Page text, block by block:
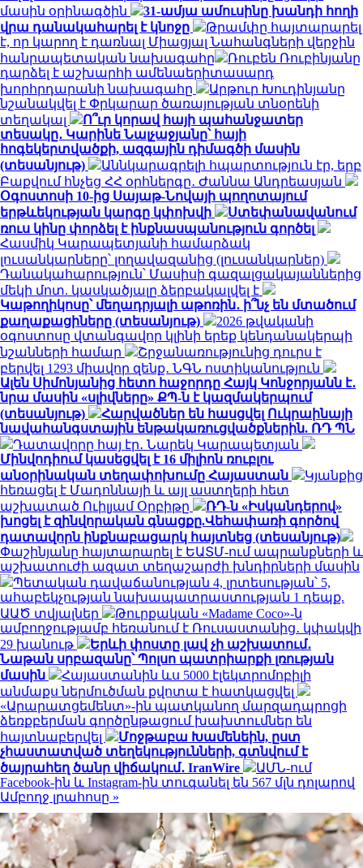
մասին օրինագծին
31-ամյա ամուսինը խանդի հողի
վրա դանակահարել է կնոջը
Թրամփը հայտարարել
է, որ կարող է դառնալ Միացյալ Նահանգների վերջին
հանրապետական ​​նախագահը
Ռուբեն Ռուբինյանը
դարձել է աշխարհի ամենաերիտասարդ
խորհրդարանի նախագահը
Արթուր Խուդինյանը
նշանակվել է Փրկարար ծառայության տնօրենի
տեղակալ
Ո՞ւր կորավ հայի պահանջատեր
տեսակը․ Կարինե Նալչաջյանը՝ հայի
հոգեկերտվածքի, ազգային դիմագծի մասին
(տեսանյութ)
Աննկարագրելի հպարտություն էր, երբ
Բաքվում հնչեց ՀՀ օրհներգը․ Ժաննա Անդրեասյան
Օգոստոսի 10-ից Սայաթ-Նովայի պողոտայում
երթևեկության կարգը կփոխվի
Ստեփանավանում
ռուս կինը փորձել է ինքնասպանություն գործել
Հասմիկ Կարապետյանի համարձակ
լուսանկարները՝ լողավազանից (լուսանկարներ)
Դանակահարություն՝ Մասիսի գազալցակայաններից
մեկի մոտ. կասկածյալը ձերբակալվել է
Կաթողիկոսը՝ մեղադրյալի աթոռին․ ի՞նչ են մտածում
քաղաքացիները (տեսանյութ)
2026 թվականի
օգոստոսը վտանգավոր կլինի երեք կենդանակերպի
նշանների համար
Շրջանառությունից դուրս է
բերվել 1293 միավոր զենք․ ՆԳՆ ոստիկանություն
Ալեն Սիմոնյանից հետո հաջորդը Հայկ Կոնջորյանն է․
նրա մասին «սլիվները» ՔՊ-ն է կազմակերպում
(տեսանյութ)
Հարվածներ են հասցվել Ուկրաինայի
նավահանգստային ենթակառուցվածքներին. ՌԴ ՊՆ
Դատավորը հայ էր․ Նարեկ Կարապետյան
Մինվոդիում կասեցվել է 16 միլիոն ռուբլու
անօրինական տեղափոխումը Հայաստան
Կյանքից
հեռացել է Մադոննայի և այլ աստղերի հետ
աշխատած Ուիլյամ Օրբիթը
ՌԴ-ն «Իսկանդերով»
խոցել է զինվորական գնացքը.Վեհափառի գործով
դատավորն ինքնաբացարկ հայտնեց (տեսանյութ)
Փաշինյանը հայտարարել է ԵԱՏՄ-ում ապրանքների և
աշխատուժի ազատ տեղաշարժի խնդիրների մասին
Պետական դավաճանության 4, լրտեսության՝ 5,
ահաբեկչության նախապատրաստության 1 դեպք.
ԱԱԾ տվյալներ
Թուրքական «Madame Coco»-ն
ամբողջությամբ հեռանում է Ռուսաստանից․ կփակվի
29 խանութ
Երևի փոստը լավ չի աշխատում․
Նաթան սրբազանը՝ Պոլսո պատրիարքի լռության
մասին
Հայաստանին ևս 5000 էլեկտրոմոբիլի
անմաքս ներմուծման քվոտա է հատկացվել
«Արարատցեմենտ»-ին պատկանող մարզադպրոցի
ձեռքբերման գործընթացում խախտումներ են
հայտնաբերվել
Մոջթաբա Խամենեին, ըստ
չհաստատված տեղեկությունների, գտնվում է
ծայրահեղ ծանր վիճակում․ IranWire
ԱՄՆ-ում
Facebook-ին և Instagram-ին տուգանել են 567 մլն դոլարով
Ամբողջ լրահոսը »